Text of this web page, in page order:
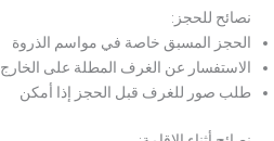
نصائح للحجز:
الحجز المسبق خاصة في مواسم الذروة
الاستفسار عن الغرف المطلة على الخارج
طلب صور للغرف قبل الحجز إذا أمكن